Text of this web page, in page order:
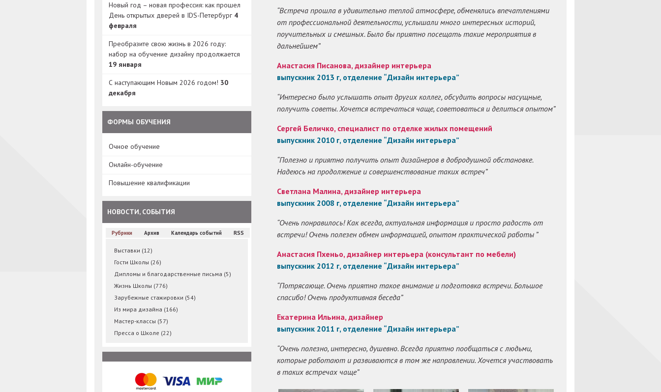
Новый год – новая профессия: как прошел
День открытых дверей в IDS-Петербург 4
февраля
Преобразите свою жизнь в 2026 году:
набор на обучение дизайну продолжается
19 января
С наступающим Новым 2026 годом! 30
декабря
ФОРМЫ ОБУЧЕНИЯ
Очное обучение
Онлайн-обучение
Повышение квалификации
НОВОСТИ, СОБЫТИЯ
Рубрики Архив Календарь событий RSS
Выставки (12)
Гости Школы (26)
Дипломы и благодарственные письма (5)
Жизнь Школы (776)
Зарубежные стажировки (54)
Из мира дизайна (166)
Мастер-классы (57)
Пресса о Школе (22)
“Встреча прошла в удивительно теплой атмосфере, обменялись впечатлениями
от профессиональной деятельности, услышали много интересных историй,
поучительных и смешных. Было бы приятно посещать такие мероприятия в
дальнейшем”
Анастасия Писанова, дизайнер интерьера
выпускник 2013 г, отделение “Дизайн интерьера”
“Интересно было услышать опыт других коллег, обсудить вопросы насущные,
получить советы. Хочется встречаться чаще, советоваться и делиться опытом”
Сергей Беличко, специалист по отделке жилых помещений
выпускник 2010 г, отделение “Дизайн интерьера”
“Полезно и приятно получить опыт дизайнеров в добродушной обстановке.
Надеюсь на продолжение и совершенствование таких встреч”
Светлана Малина, дизайнер интерьера
выпускник 2008 г, отделение “Дизайн интерьера”
“Очень понравилось! Как всегда, актуальная информация и просто радость от
встречи! Очень полезен обмен информацией, опытом практической работы ”
Анастасия Пхеньо, дизайнер интерьера (консультант по мебели)
выпускник 2012 г, отделение “Дизайн интерьера”
“Потрясающе. Очень приятно такое внимание и подготовка встречи. Большое
спасибо! Очень продуктивная беседа”
Екатерина Ильина, дизайнер
выпускник 2011 г, отделение “Дизайн интерьера”
“Очень полезно, интересно, душевно. Всегда приятно пообщаться с людьми,
которые работают и развиваются в том же направлении. Хочется участвовать
в таких встречах чаще”